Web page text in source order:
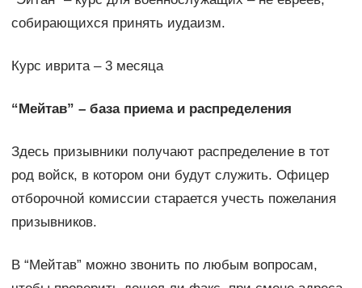
собирающихся принять иудаизм.
Курс иврита – 3 месяца
“Мейтав” – база приема и распределения
Здесь призывники получают распределение в тот
род войск, в котором они будут служить. Офицер
отборочной комиссии старается учесть пожелания
призывников.
В “Мейтав” можно звонить по любым вопросам,